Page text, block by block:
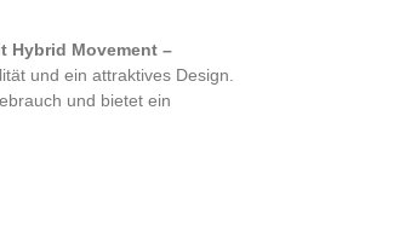
Hybrid Movement –
und ein attraktives Design.
und bietet ein